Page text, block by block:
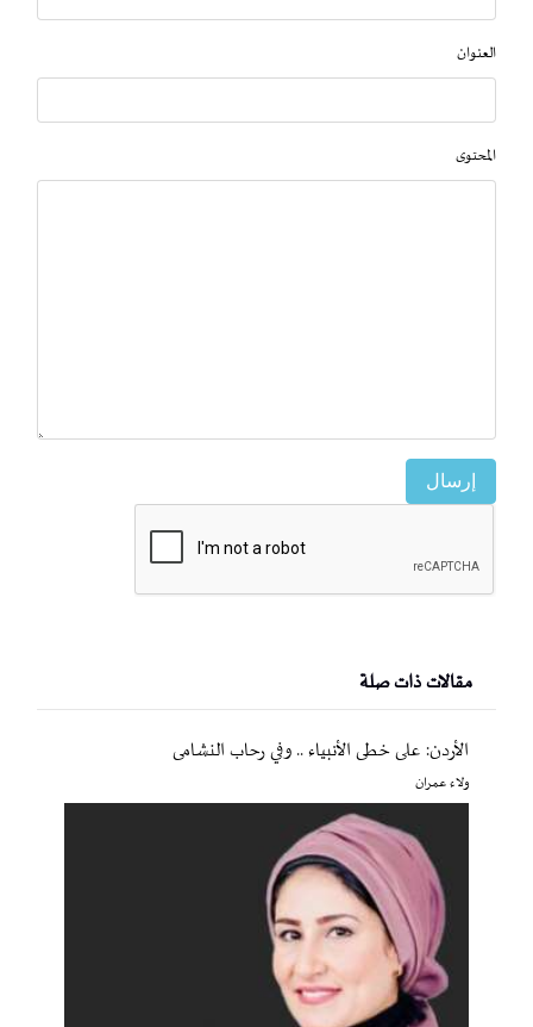
العنوان
المحتوى
إرسال
مقالات ذات صلة
الأردن: على خطى الأنبياء .. وفي رحاب النشامى
ولاء عمران